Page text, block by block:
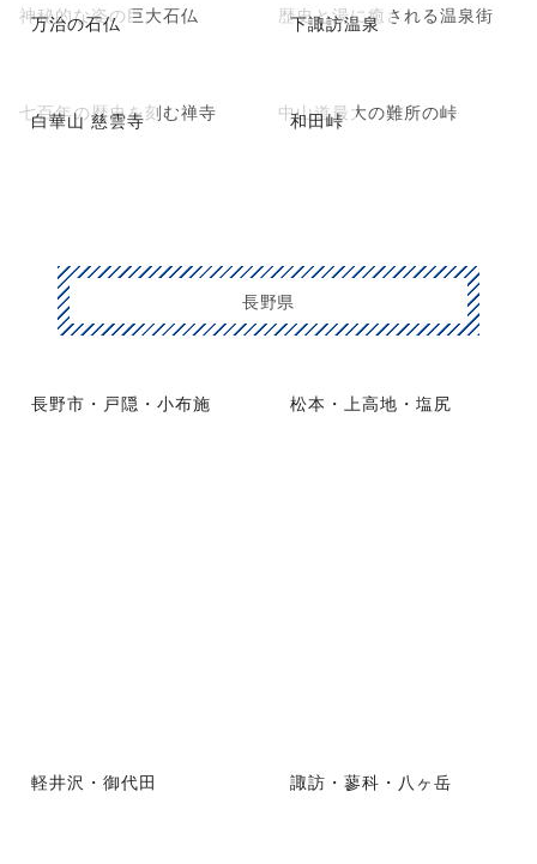
万治の石仏
神秘的な姿の巨大石仏 下諏訪温泉
歴史と湯に癒される温泉街
白華山 慈雲寺
七百年の歴史を刻む禅寺 和田峠
中山道最大の難所の峠
長野県
長野市・戸隠・小布施 松本・上高地・塩尻
軽井沢・御代田 諏訪・蓼科・八ヶ岳